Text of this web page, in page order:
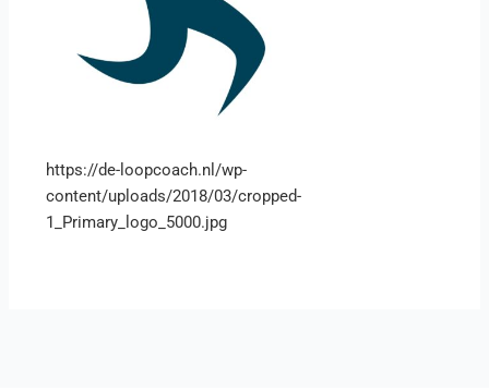
https://de-loopcoach.nl/wp-
content/uploads/2018/03/cropped-
1_Primary_logo_5000.jpg